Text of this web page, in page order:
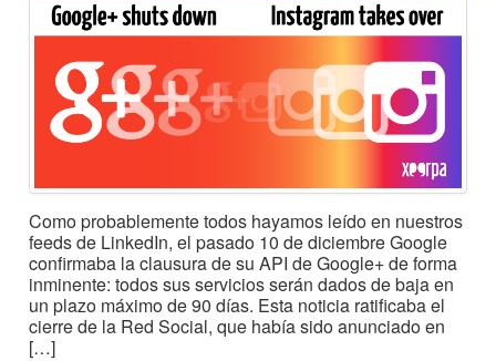
Como probablemente todos hayamos leído en nuestros
feeds de LinkedIn, el pasado 10 de diciembre Google
confirmaba la clausura de su API de Google+ de forma
inminente: todos sus servicios serán dados de baja en
un plazo máximo de 90 días. Esta noticia ratificaba el
cierre de la Red Social, que había sido anunciado en
[…]